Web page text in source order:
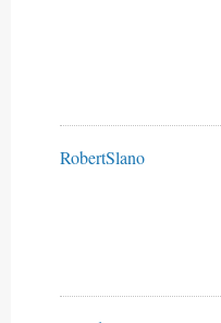
RobertSlano